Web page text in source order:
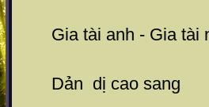
Gia tài anh - Gia tài
Dản dị cao sang